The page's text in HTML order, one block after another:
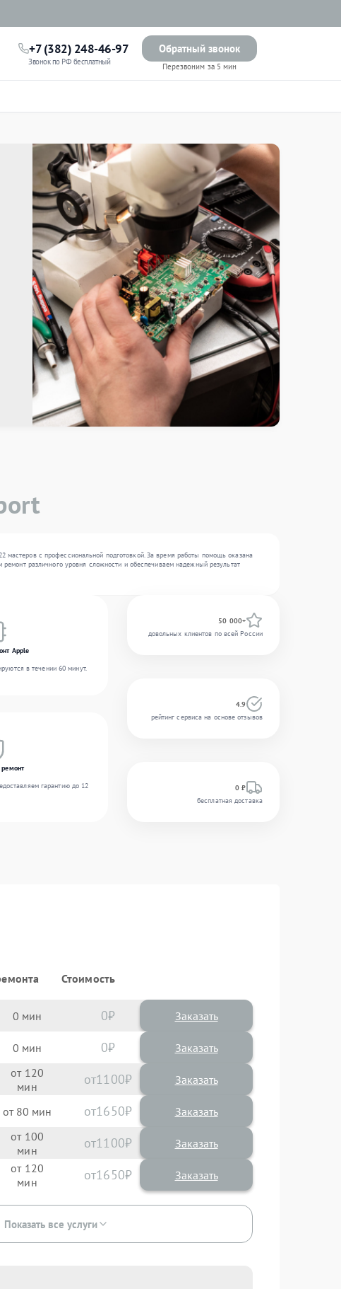
+7 (382) 248-46-97
Звонок по РФ бесплатный
Обратный звонок
Перезвоним за 5 мин
с профессиональной подготовкой. За время работы помощь оказана
различного уровня сложности и обеспечиваем надежный результат
Apple
в течении 60 минут.
ремонт
гарантию до 12
50 000+
довольных клиентов по всей России
4.9
рейтинг сервиса на основе отзывов
0 ₽
бесплатная доставка
Стоимость
0 0 Заказать
0 0 Заказать
120 1100
80 1650
100 1100
120 1650
Показать все услуги